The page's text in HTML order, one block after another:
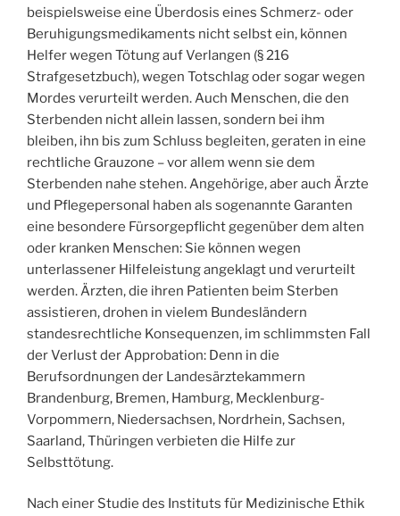
beispielsweise eine Überdosis eines Schmerz- oder
Beruhigungsmedikaments nicht selbst ein, können
Helfer wegen Tötung auf Verlangen (§ 216
Strafgesetzbuch), wegen Totschlag oder sogar wegen
Mordes verurteilt werden. Auch Menschen, die den
Sterbenden nicht allein lassen, sondern bei ihm
bleiben, ihn bis zum Schluss begleiten, geraten in eine
rechtliche Grauzone – vor allem wenn sie dem
Sterbenden nahe stehen. Angehörige, aber auch Ärzte
und Pflegepersonal haben als sogenannte Garanten
eine besondere Fürsorgepflicht gegenüber dem alten
oder kranken Menschen: Sie können wegen
unterlassener Hilfeleistung angeklagt und verurteilt
werden. Ärzten, die ihren Patienten beim Sterben
assistieren, drohen in vielem Bundesländern
standesrechtliche Konsequenzen, im schlimmsten Fall
der Verlust der Approbation: Denn in die
Berufsordnungen der Landesärztekammern
Brandenburg, Bremen, Hamburg, Mecklenburg-
Vorpommern, Niedersachsen, Nordrhein, Sachsen,
Saarland, Thüringen verbieten die Hilfe zur
Selbsttötung.
Nach einer Studie des Instituts für Medizinische Ethik